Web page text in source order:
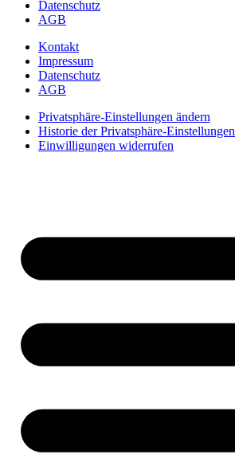
Datenschutz
AGB
Kontakt
Impressum
Datenschutz
AGB
Privatsphäre-Einstellungen ändern
Historie der Privatsphäre-Einstellungen
Einwilligungen widerrufen